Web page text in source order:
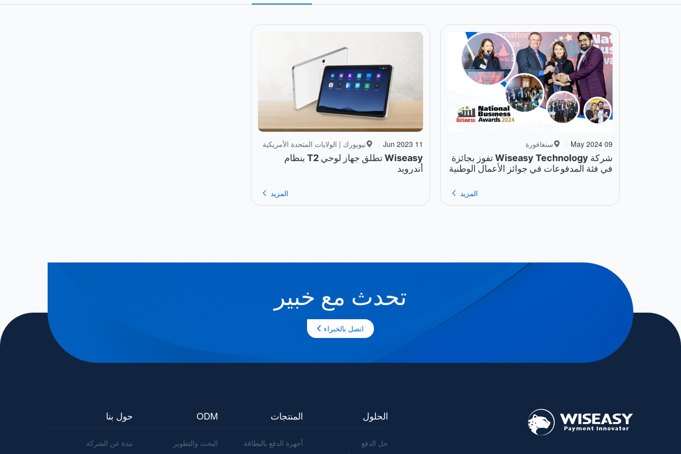
09 May 2024
| سنغافورة
شركة Wiseasy Technology تفوز بجائزة
في فئة المدفوعات في جوائز الأعمال الوطنية
المزيد
11 Jun 2023
| نيويورك | الولايات المتحدة الأمريكية
Wiseasy تطلق جهاز لوحي T2 بنظام
أندرويد
المزيد
تحدث مع خبير
اتصل بالخبراء
الحلول
حل الدفع
المنتجات
أجهزة الدفع بالبطاقة
ODM
البحث والتطوير
حول بنا
نبذة عن الشركة